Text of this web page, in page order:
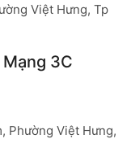
Việt Hưng, Tp
3C
Phường Việt Hưng,